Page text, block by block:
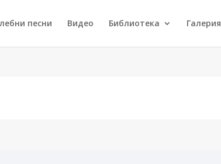
песни Видео Библиотека Галерия